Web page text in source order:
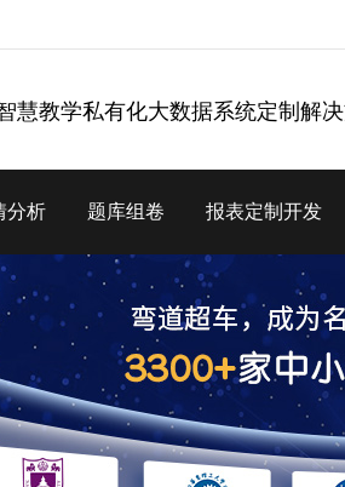
慧教学私有化大数据系统定制解
分析 题库组卷 报表定制开发